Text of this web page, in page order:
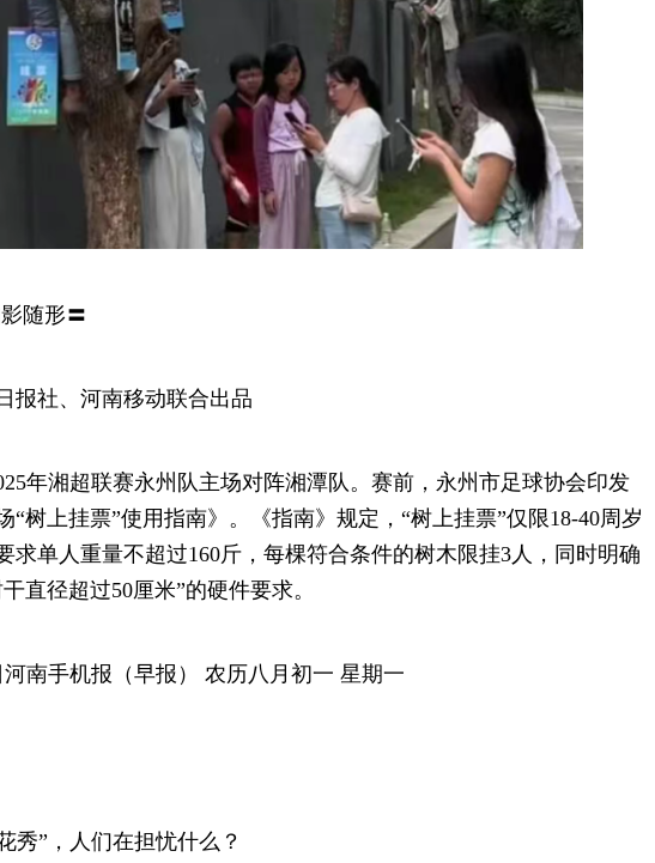
随形〓
报社、河南移动联合出品
年湘超联赛永州队主场对阵湘潭队。赛前，永州市足球协会印发
“树上挂票”使用指南》。《指南》规定，“树上挂票”仅限18-40周岁
求单人重量不超过160斤，每棵符合条件的树木限挂3人，同时明确
直径超过50厘米”的硬件要求。
河南手机报（早报） 农历八月初一 星期一
秀”，人们在担忧什么？